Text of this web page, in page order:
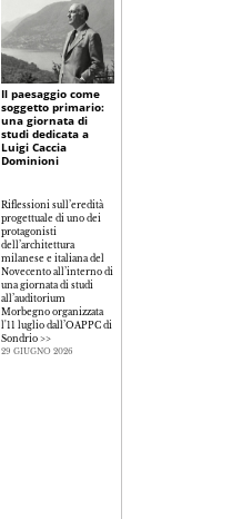
Il paesaggio come
soggetto primario:
una giornata di
studi dedicata a
Luigi Caccia
Dominioni
Riflessioni sull’eredità
progettuale di uno dei
protagonisti
dell’architettura
milanese e italiana del
Novecento all’interno di
una giornata di studi
all’auditorium
Morbegno organizzata
l'11 luglio dall’OAPPC di
Sondrio>>
29 GIUGNO 2026